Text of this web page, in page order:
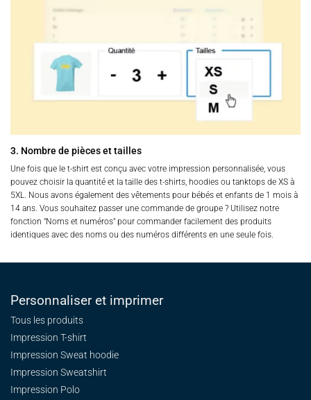
3. Nombre de pièces et tailles
Une fois que le t-shirt est conçu avec votre impression personnalisée, vous
pouvez choisir la quantité et la taille des t-shirts, hoodies ou tanktops de XS à
5XL. Nous avons également des vêtements pour bébés et enfants de 1 mois à
14 ans. Vous souhaitez passer une commande de groupe ? Utilisez notre
fonction "Noms et numéros" pour commander facilement des produits
identiques avec des noms ou des numéros différents en une seule fois.
Personnaliser et imprimer
Tous les produits
Impression T-shirt
Impression Sweat hoodie
Impression Sweatshirt
Impression Polo